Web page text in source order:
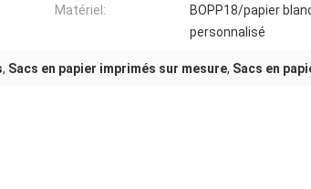
Matériel:
BOPP18/papier
personnalisé
, Sacs en papier imprimés sur mesure, Sacs en